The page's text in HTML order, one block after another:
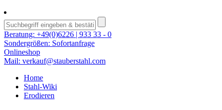
Beratung: +49(0)6226 | 933 33 - 0
Sondergrößen: Sofortanfrage
Onlineshop
Mail: verkauf@stauberstahl.com
Home
Stahl-Wiki
Erodieren